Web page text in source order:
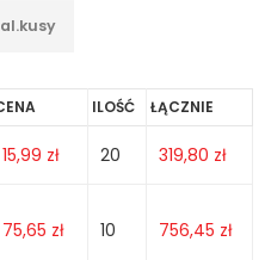
ILOŚĆ ŁĄCZNIE
15,99 zł 20 319,80 zł
75,65 zł 10 756,45 zł